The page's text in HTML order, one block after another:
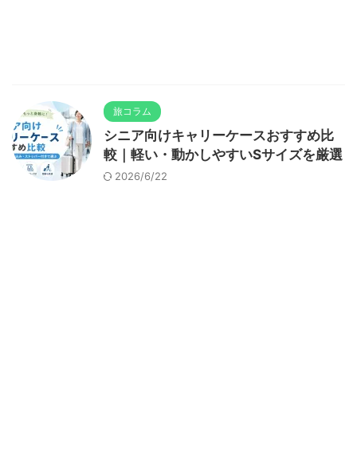
旅コラム
シニア向けキャリーケースおすすめ比
較｜軽い・動かしやすいSサイズを厳選
2026/6/22